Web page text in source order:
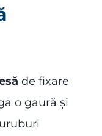
de fixare
o gaură şi